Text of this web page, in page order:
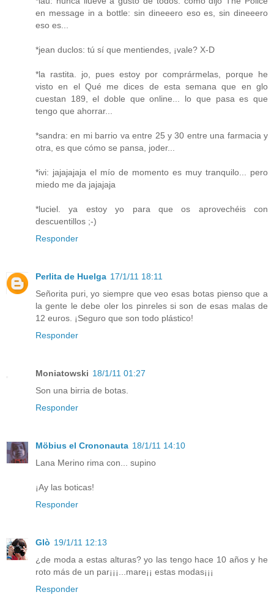
en message in a bottle: sin dineeero eso es, sin dineeero
eso es...
*jean duclos: tú sí que mentiendes, ¡vale? X-D
*la rastita. jo, pues estoy por comprármelas, porque he
visto en el Qué me dices de esta semana que en glo
cuestan 189, el doble que online... lo que pasa es que
tengo que ahorrar...
*sandra: en mi barrio va entre 25 y 30 entre una farmacia y
otra, es que cómo se pansa, joder...
*ivi: jajajajaja el mío de momento es muy tranquilo... pero
miedo me da jajajaja
*luciel. ya estoy yo para que os aprovechéis con
descuentillos ;-)
Responder
Perlita de Huelga 17/1/11 18:11
Señorita puri, yo siempre que veo esas botas pienso que a
la gente le debe oler los pinreles si son de esas malas de
12 euros. ¡Seguro que son todo plástico!
Responder
Moniatowski 18/1/11 01:27
Son una birria de botas.
Responder
Möbius el Crononauta 18/1/11 14:10
Lana Merino rima con... supino
¡Ay las boticas!
Responder
Glò 19/1/11 12:13
¿de moda a estas alturas? yo las tengo hace 10 años y he
roto más de un par¡¡¡...mare¡¡ estas modas¡¡¡
Responder